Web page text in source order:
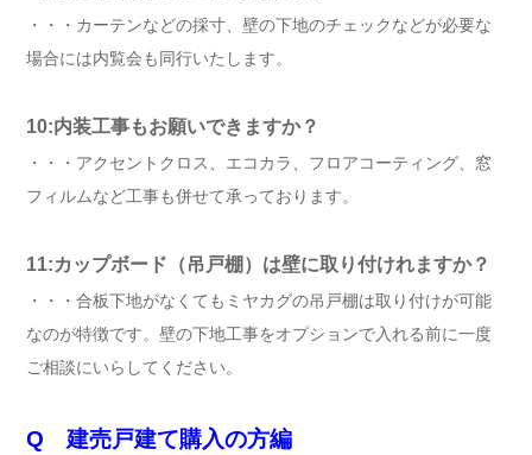
・・・カーテンなどの採寸、壁の下地のチェックなどが必要な
場合には内覧会も同行いたします。
10:内装工事もお願いできますか？
・・・アクセントクロス、エコカラ、フロアコーティング、窓
フィルムなど工事も併せて承っております。
11:カップボード（吊戸棚）は壁に取り付けれますか？
・・・合板下地がなくてもミヤカグの吊戸棚は取り付けが可能
なのが特徴です。壁の下地工事をオプションで入れる前に一度
ご相談にいらしてください。
Q 建売戸建て購入の方編